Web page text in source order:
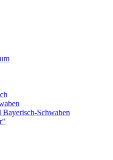
Schwaben